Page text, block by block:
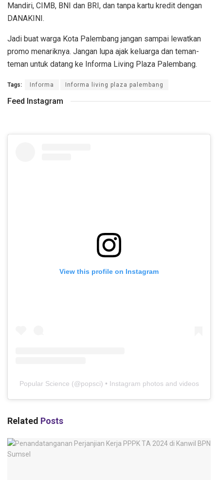
Mandiri, CIMB, BNI dan BRI, dan tanpa kartu kredit dengan
DANAKINI.
Jadi buat warga Kota Palembang jangan sampai lewatkan
promo menariknya. Jangan lupa ajak keluarga dan teman-
teman untuk datang ke Informa Living Plaza Palembang.
Tags: Informa Informa living plaza palembang
Feed Instagram
View this profile on Instagram
Popular Science (@popsci) • Instagram photos and videos
Related Posts